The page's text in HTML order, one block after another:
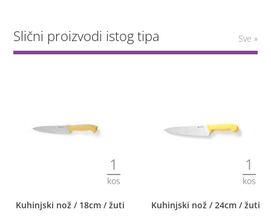
Slični proizvodi istog tipa Sve »
1
kos
Kuhinjski nož / 18cm / žuti
1
kos
Kuhinjski nož / 24cm / žuti